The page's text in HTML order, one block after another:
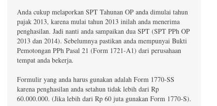
Anda cukup melaporkan SPT Tahunan OP anda dimulai tahun
pajak 2013, karena mulai tahun 2013 inilah anda menerima
penghasilan. Jadi nanti anda sampaikan dua SPT (SPT PPh OP
2013 dan 2014). Sebelumnya pastikan anda mempunyai Bukti
Pemotongan PPh Pasal 21 (Form 1721-A1) dari perusahaan
tempat anda bekerja.
Formulir yang anda harus gunakan adalah Form 1770-SS
karena penghasilan anda setahun tidak lebih dari Rp
60.000.000. (Jika lebih dari Rp 60 juta gunakan Form 1770-S).